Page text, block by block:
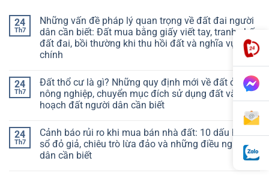
24
Th7
Những vấn đề pháp lý quan trọng về đất đai người
dân cần biết: Đất mua bằng giấy viết tay, tranh chấp
đất đai, bồi thường khi thu hồi đất và nghĩa vụ tài
chính
24
Th7
Đất thổ cư là gì? Những quy định mới về đất ở, đất
nông nghiệp, chuyển mục đích sử dụng đất và quy
hoạch đất người dân cần biết
24
Th7
Cảnh báo rủi ro khi mua bán nhà đất: 10 dấu hiệu
sổ đỏ giả, chiêu trò lừa đảo và những điều người
dân cần biết